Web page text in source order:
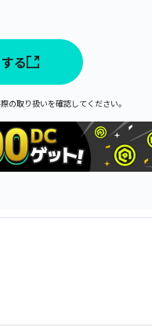
る
の取り扱いを確認してください。